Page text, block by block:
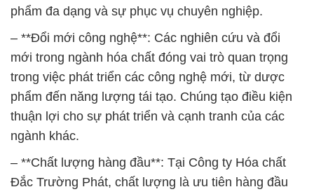
phẩm đa dạng và sự phục vụ chuyên nghiệp.
– **Đổi mới công nghệ**: Các nghiên cứu và đổi
mới trong ngành hóa chất đóng vai trò quan trọng
trong việc phát triển các công nghệ mới, từ dược
phẩm đến năng lượng tái tạo. Chúng tạo điều kiện
thuận lợi cho sự phát triển và cạnh tranh của các
ngành khác.
– **Chất lượng hàng đầu**: Tại Công ty Hóa chất
Đắc Trường Phát, chất lượng là ưu tiên hàng đầu